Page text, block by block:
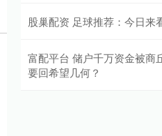
股巢配资 足球推荐：今日来
富配平台 储户千万资金被商
要回希望几何？